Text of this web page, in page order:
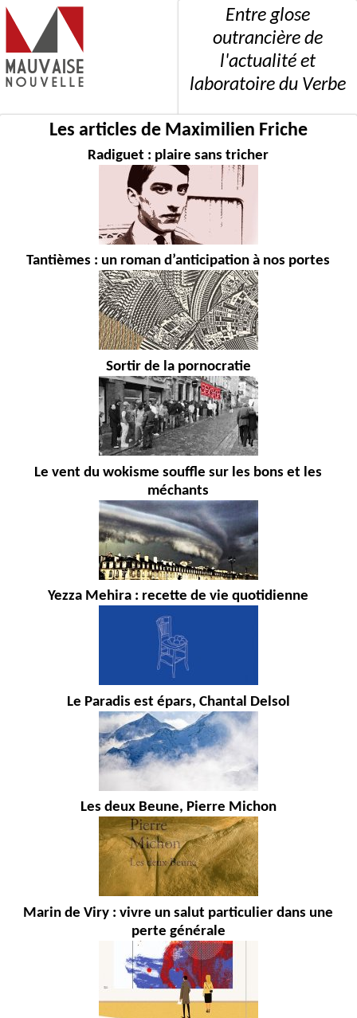
Entre glose
outrancière de
l'actualité et
laboratoire du Verbe
Les articles de Maximilien Friche
Radiguet : plaire sans tricher
Tantièmes : un roman d’anticipation à nos portes
Sortir de la pornocratie
Le vent du wokisme souffle sur les bons et les
méchants
Yezza Mehira : recette de vie quotidienne
Le Paradis est épars, Chantal Delsol
Les deux Beune, Pierre Michon
Marin de Viry : vivre un salut particulier dans une
perte générale